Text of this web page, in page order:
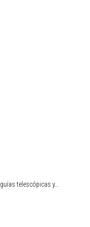
telescópicas y…